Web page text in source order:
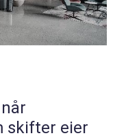
skifter eier